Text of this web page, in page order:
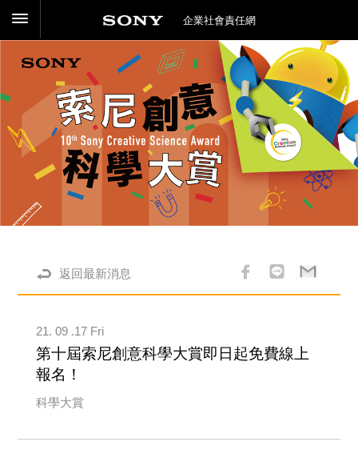
企業社會責任網
返回最新消息
21. 09 .17 Fri
第十屆索尼創意科學大賞即日起免費線上
報名！
科學大賞